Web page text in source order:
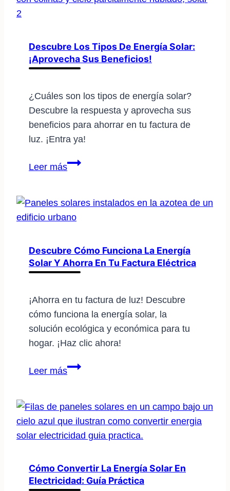
eléctrica:
guía
Descubre Los Tipos De Energía Solar:
¡Aprovecha Sus Beneficios!
¿Cuáles son los tipos de energía solar?
Descubre la respuesta y aprovecha sus
beneficios para ahorrar en tu factura de
luz. ¡Entra ya!
Leer másDescubre
de
energía
¡Aprovecha
sus
Descubre Cómo Funciona La Energía
Solar Y Ahorra En Tu Factura Eléctrica
¡Ahorra en tu factura de luz! Descubre
cómo funciona la energía solar, la
solución ecológica y económica para tu
hogar. ¡Haz clic ahora!
Leer másDescubre
la
energía
solar
ahorra
en
Cómo Convertir La Energía Solar En
Electricidad: Guía Práctica